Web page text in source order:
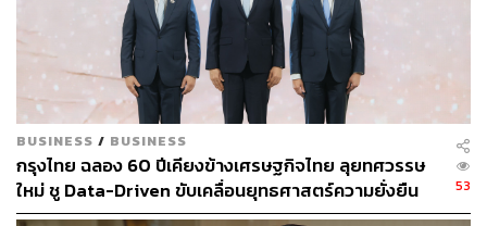
งานที่เกี่ยวข้องจะทำงานร่วมกันอีกไม่นาน ก่อนจะชี้แจงราย
ละเอียดทั้งหมดให้ทราบพร้อมกันในเร็วๆ นี้” วินิจกล่าว
วินิจกล่าวต่อว่า แนวทางการปรับปรุง TISA จะมุ่งให้ความ
สำคัญไปที่ 2 ส่วนสำคัญคือ การเพิ่มดีมานด์ในตลาดทุน และ
พื้นที่ทางการคลัง (Fiscal Space) ควบคู่กัน
BUSINESS / BUSINESS
กรุงไทย ฉลอง 60 ปีเคียงข้างเศรษฐกิจไทย ลุยทศวรรษ
ใหม่ ชู Data-Driven ขับเคลื่อนยุทธศาสตร์ความยั่งยืน
53